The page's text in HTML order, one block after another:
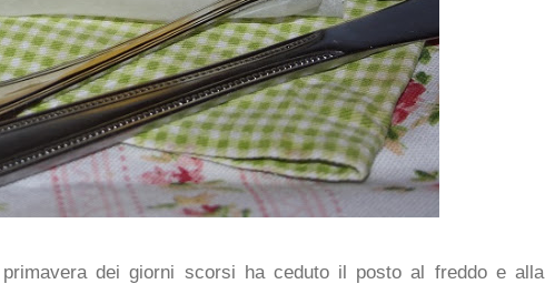
dei giorni scorsi ha ceduto il posto al freddo e alla